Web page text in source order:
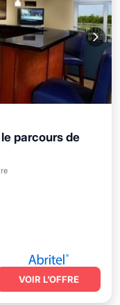
parcours de
VOIR L’OFFRE